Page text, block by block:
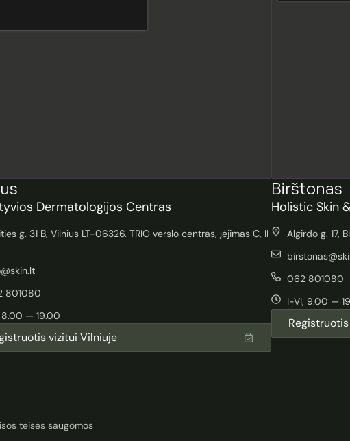
Dermatologijos Centras
g. 31 B, Vilnius LT-06326. TRIO verslo centras, įėjimas C, II
801080
8.00 — 19.00
vizitui Vilniuje
Birštonas
Holistic Skin
Algirdo g. 17,
062 801080
I-VI, 9.00 —
teisės saugomos